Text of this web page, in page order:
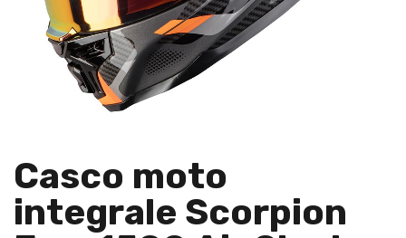
Casco moto
integrale Scorpion